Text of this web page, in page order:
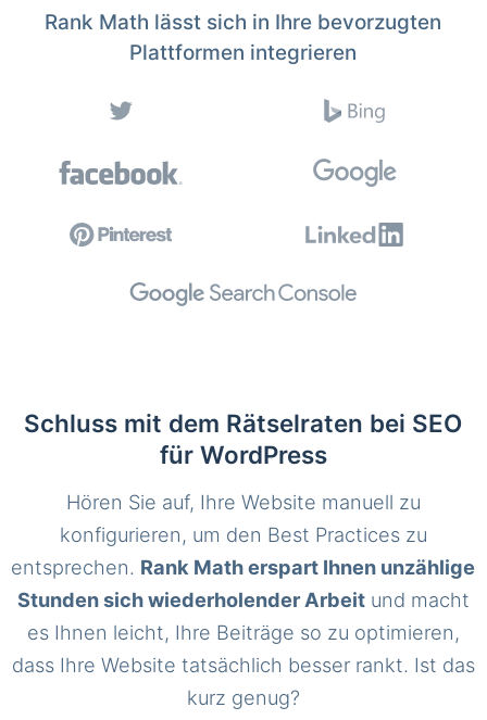
Rank Math lässt sich in Ihre bevorzugten
Plattformen integrieren
Schluss mit dem Rätselraten bei SEO
für WordPress
Hören Sie auf, Ihre Website manuell zu
konfigurieren, um den Best Practices zu
entsprechen. Rank Math erspart Ihnen unzählige
Stunden sich wiederholender Arbeitund macht
es Ihnen leicht, Ihre Beiträge so zu optimieren,
dass Ihre Website tatsächlich besser rankt. Ist das
kurz genug?